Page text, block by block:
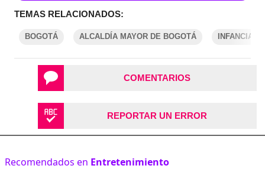
TEMAS RELACIONADOS:
BOGOTÁ ALCALDÍA MAYOR DE BOGOTÁ INFANCIA
COMENTARIOS
REPORTAR UN ERROR
Recomendados en Entretenimiento